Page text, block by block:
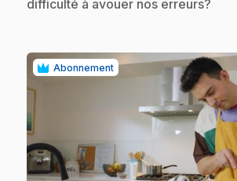
difficulté à avouer nos erreurs?
Abonnement